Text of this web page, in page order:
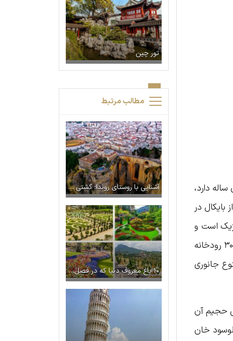
عمیق‌ترین دریاچه آب شیرین جهان است و قدمتی ۲۵ میلیون ساله دارد،
بایکال در
است و
یک پنجم آب شیرین جهان را در خود جای داده. جالب اینجاست که در حالی که این دریاچه توسط بیش از ۳۰۰ رودخانه
جانوری
حجیم آن
خان
تور چین
مطالب مرتبط
آشنایی با روستای روندا: گشتی در دل صخره‌های اسپانیا
۱۰ باغ معروف دنیا که در فصل بهار باید ببینید